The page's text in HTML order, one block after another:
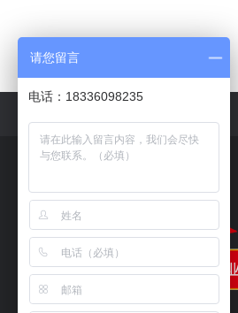
请您留言
电话：18336098235